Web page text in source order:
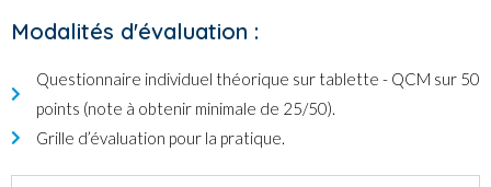
Modalités d'évaluation :
Questionnaire individuel théorique sur tablette - QCM sur 50
points (note à obtenir minimale de 25/50).
Grille d’évaluation pour la pratique.